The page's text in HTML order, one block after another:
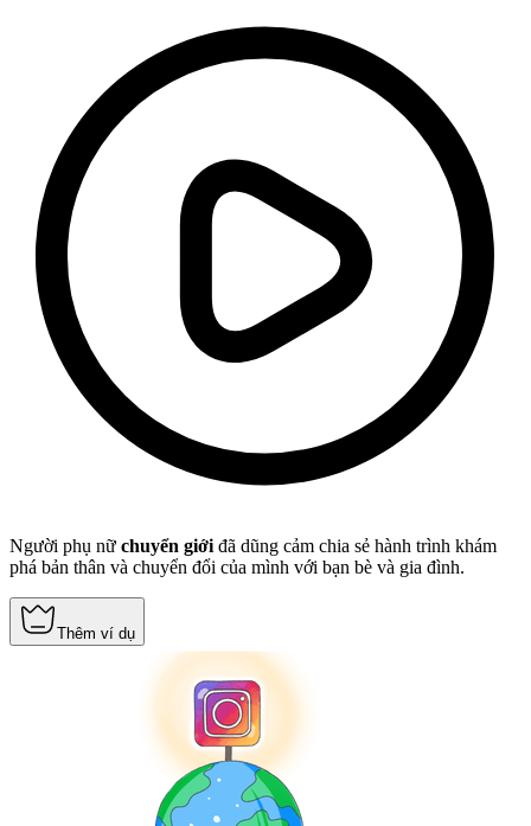
Người phụ nữ chuyển giới đã dũng cảm chia sẻ hành trình khám
phá bản thân và chuyển đổi của mình với bạn bè và gia đình.
Thêm ví dụ